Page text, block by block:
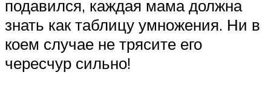
подавился, каждая мама должна
знать как таблицу умножения. Ни в
коем случае не трясите его
чересчур сильно!